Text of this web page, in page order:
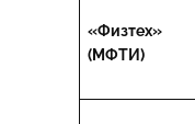
«Физтех»
(МФТИ)